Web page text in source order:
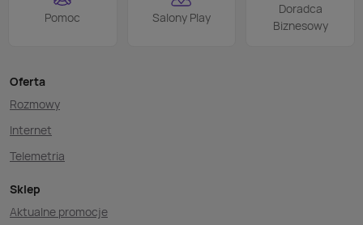
Pomoc Salony Play
Doradca
Biznesowy
Oferta
Rozmowy
Internet
Telemetria
Sklep
Aktualne promocje